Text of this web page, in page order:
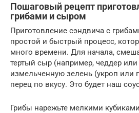
Пошаговый рецепт
грибами и сыром
Приготовление сэндвича с
простой и быстрый процесс,
много времени. Для начала,
тертый сыр (например, чеддер
измельченную зелень (укроп или
перец по вкусу. Это будет наш
Грибы нарежьте мелкими